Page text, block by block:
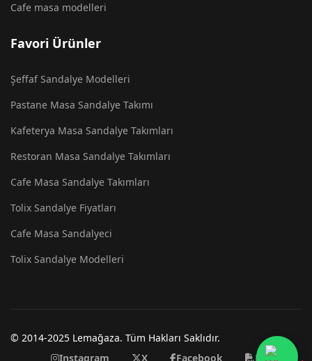
Cafe masa modelleri
Favori Ürünler
Şeffaf Sandalye Modelleri
Pastane Masa Sandalye Takımı
Kafeterya Masa Sandalye Takımları
Restoran Masa Sandalye Takımları
Cafe Masa Sandalye Takımları
Tolix Sandalye Fiyatları
Cafe Masa Sandalyeci
Tolix Sandalye Modelleri
© 2014-2025 Lemağaza. Tüm Hakları Saklıdır.
Instagram
X Facebook Katalog
Sohbete Başla